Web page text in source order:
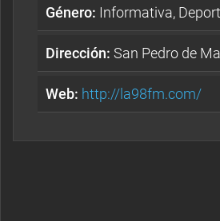
Género: Informativa,
Dirección: San Pedro de
Web: http://la98fm.com/